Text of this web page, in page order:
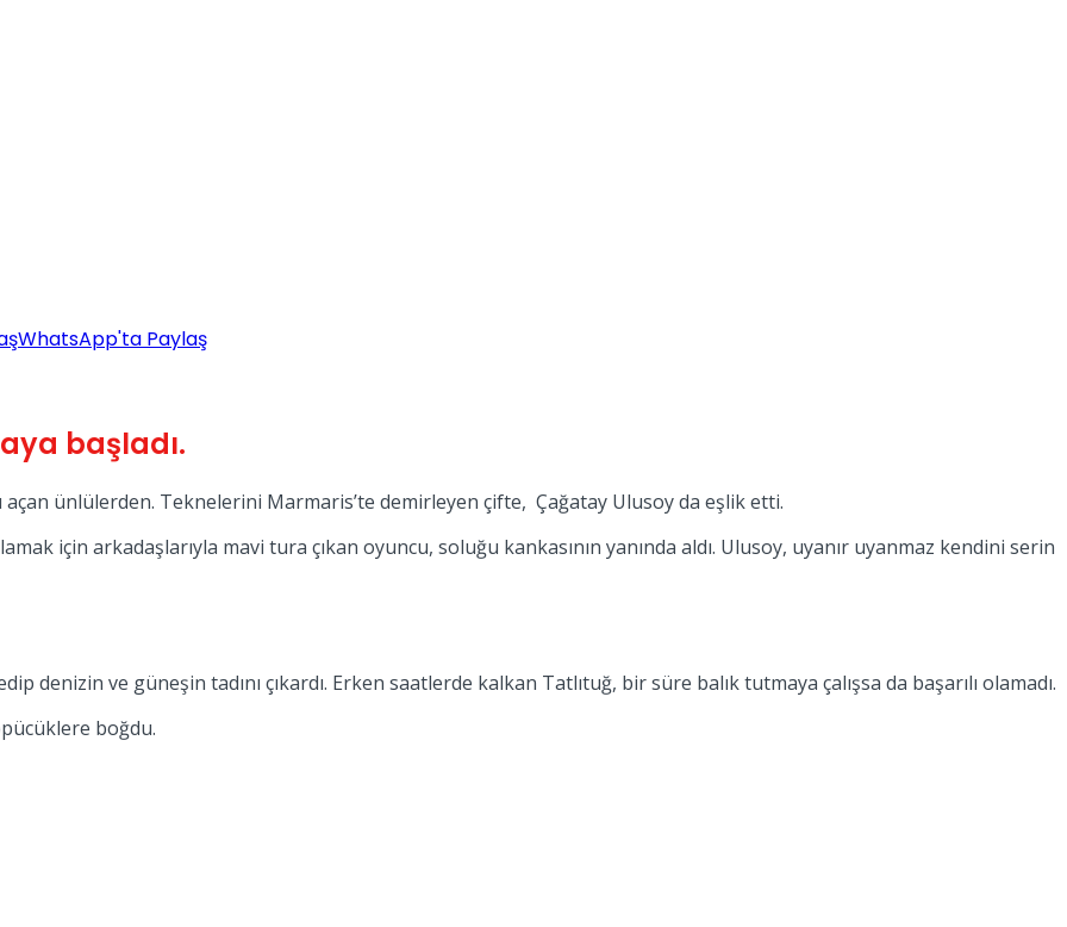
WhatsApp'ta Paylaş
başladı.
ünlülerden. Teknelerini Marmaris’te demirleyen çifte, Çağatay Ulusoy da eşlik etti.
için arkadaşlarıyla mavi tura çıkan oyuncu, soluğu kankasının yanında aldı. Ulusoy, uyanır uyanmaz kendini serin
denizin ve güneşin tadını çıkardı. Erken saatlerde kalkan Tatlıtuğ, bir süre balık tutmaya çalışsa da başarılı olamadı.
boğdu.